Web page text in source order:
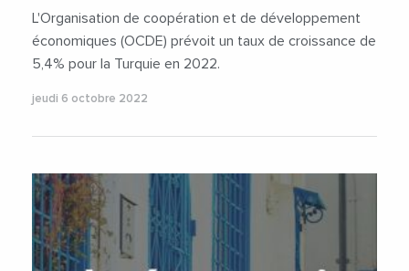
L'Organisation de coopération et de développement
économiques (OCDE) prévoit un taux de croissance de
5,4% pour la Turquie en 2022.
jeudi 6 octobre 2022